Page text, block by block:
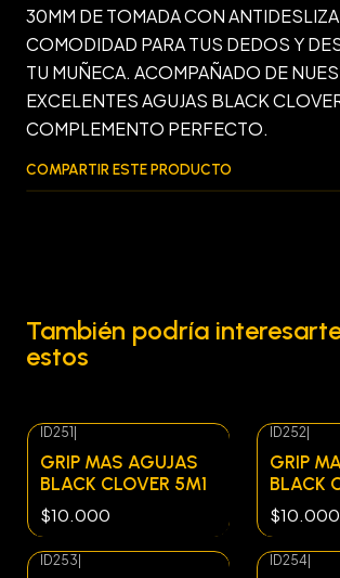
30MM DE TOMADA CON
COMODIDAD PARA TUS DEDOS Y
TU MUÑECA. ACOMPAÑADO DE
EXCELENTES AGUJAS BLACK
COMPLEMENTO PERFECTO.
COMPARTIR ESTE PRODUCTO
También podría
estos
ID251
GRIP MAS AGUJAS
BLACK CLOVER 5M1
$10.000
ID252
GRIP
BLACK
$10.000
ID253 ID254